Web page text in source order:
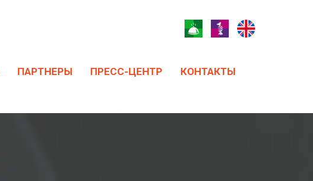
ПАРТНЕРЫ ПРЕСС-ЦЕНТР КОНТАКТЫ